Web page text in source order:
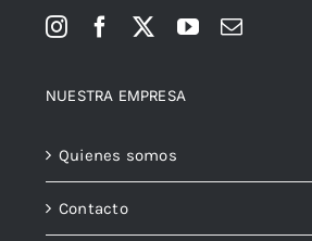
NUESTRA EMPRESA
Quienes somos
Contacto